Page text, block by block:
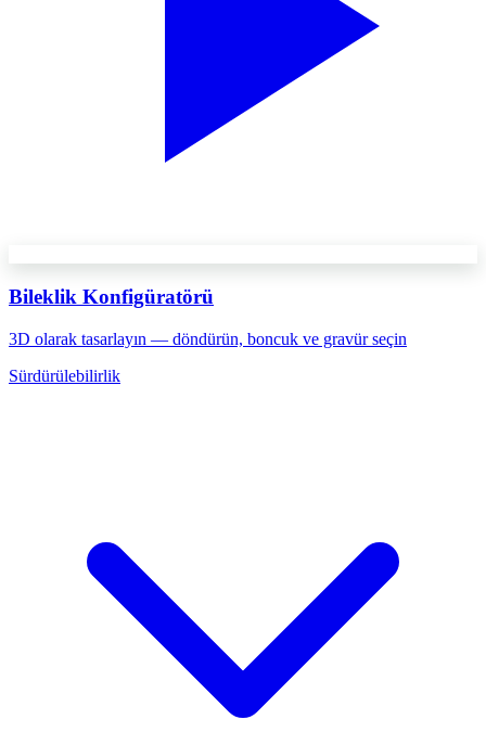
Bileklik Konfigüratörü
3D olarak tasarlayın — döndürün, boncuk ve gravür seçin
Sürdürülebilirlik